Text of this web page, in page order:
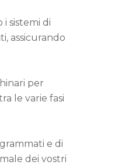
sistemi di
assicurando
per
le varie fasi
e di
dei vostri